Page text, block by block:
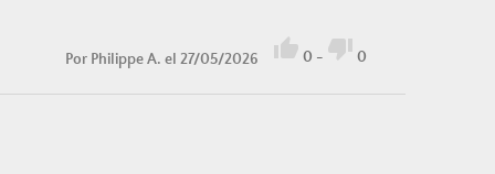
Por Philippe A. el 27/05/2026  0 -  0